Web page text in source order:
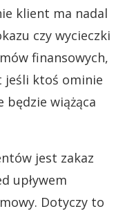
klient ma nadal
czy wycieczki
finansowych,
jeśli ktoś ominie
będzie wiążąca
jest zakaz
upływem
Dotyczy to